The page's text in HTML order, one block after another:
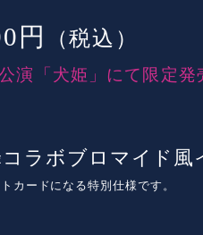
円 （税込）
演「犬姫」にて限定発
ラボブロマイド風
カードになる特別仕様です。